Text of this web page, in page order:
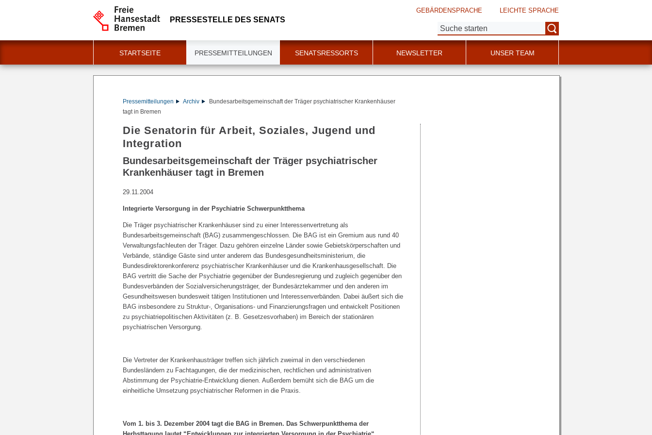
PRESSESTELLE DES SENATS
GEBÄRDENSPRACHE LEICHTE SPRACHE
Suche:
STARTSEITE PRESSEMITTEILUNGEN SENATSRESSORTS NEWSLETTER UNSER TEAM
Pressemitteilungen Archiv
Bundesarbeitsgemeinschaft der Träger psychiatrischer Krankenhäuser
tagt in Bremen
Die Senatorin für Arbeit, Soziales, Jugend und
Integration
Bundesarbeitsgemeinschaft der Träger psychiatrischer
Krankenhäuser tagt in Bremen
29.11.2004
Integrierte Versorgung in der Psychiatrie Schwerpunktthema
Die Träger psychiatrischer Krankenhäuser sind zu einer Interessenvertretung als
Bundesarbeitsgemeinschaft (BAG) zusammengeschlossen. Die BAG ist ein Gremium aus rund 40
Verwaltungsfachleuten der Träger. Dazu gehören einzelne Länder sowie Gebietskörperschaften und
Verbände, ständige Gäste sind unter anderem das Bundesgesundheitsministerium, die
Bundesdirektorenkonferenz psychiatrischer Krankenhäuser und die Krankenhausgesellschaft. Die
BAG vertritt die Sache der Psychiatrie gegenüber der Bundesregierung und zugleich gegenüber den
Bundesverbänden der Sozialversicherungsträger, der Bundesärztekammer und den anderen im
Gesundheitswesen bundesweit tätigen Institutionen und Interessenverbänden. Dabei äußert sich die
BAG insbesondere zu Struktur-, Organisations- und Finanzierungsfragen und entwickelt Positionen
zu psychiatriepolitischen Aktivitäten (z. B. Gesetzesvorhaben) im Bereich der stationären
psychiatrischen Versorgung.
Die Vertreter der Krankenhausträger treffen sich jährlich zweimal in den verschiedenen
Bundesländern zu Fachtagungen, die der medizinischen, rechtlichen und administrativen
Abstimmung der Psychiatrie-Entwicklung dienen. Außerdem bemüht sich die BAG um die
einheitliche Umsetzung psychiatrischer Reformen in die Praxis.
Vom 1. bis 3. Dezember 2004 tagt die BAG in Bremen. Das Schwerpunktthema der